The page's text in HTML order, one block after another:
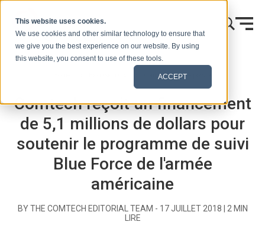
This website uses cookies.
We use cookies and other similar technology to ensure that
we give you the best experience on our website. By using
this website, you consent to use of these tools.
ACCEPT
Communiqués de presse
Comtech reçoit un financement
de 5,1 millions de dollars pour
soutenir le programme de suivi
Blue Force de l'armée
américaine
BY THE COMTECH EDITORIAL TEAM - 17 JUILLET 2018 2 MIN
LIRE